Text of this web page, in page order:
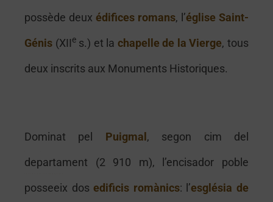
possède deux édifices romans, l’église Saint-
Génis (XIIes.) et la chapelle de la Vierge, tous
deux inscrits aux Monuments Historiques.
Dominat pel Puigmal, segon cim del
departament (2 910 m), l’encisador poble
posseeix dosedificis romànics: l’església de